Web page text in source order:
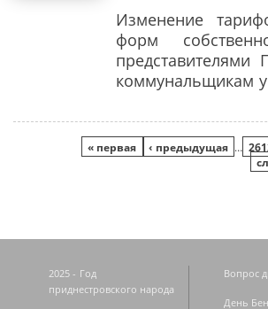
Изменение
форм
коммунальщикам
Страницы
« первая ‹ предыдущая …
2025 - Год
приднестровского народа
Вопрос
День